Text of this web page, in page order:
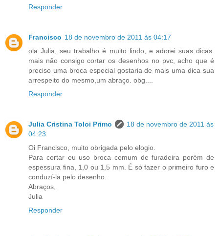
Responder
Francisco 18 de novembro de 2011 às 04:17
ola Julia, seu trabalho é muito lindo, e adorei suas dicas.
mais não consigo cortar os desenhos no pvc, acho que é
preciso uma broca especial gostaria de mais uma dica sua
arrespeito do mesmo,um abraço. obg....
Responder
Julia Cristina Toloi Primo
18 de novembro de 2011 às
04:23
Oi Francisco, muito obrigada pelo elogio.
Para cortar eu uso broca comum de furadeira porém de
espessura fina, 1,0 ou 1,5 mm. É só fazer o primeiro furo e
conduzí-la pelo desenho.
Abraços,
Julia
Responder